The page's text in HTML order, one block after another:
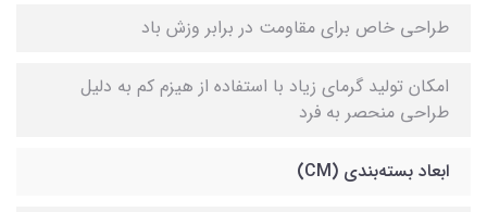
طراحی خاص برای مقاومت در برابر وزش باد
امکان تولید گرمای زیاد با استفاده از هیزم کم به دلیل
طراحی منحصر به فرد
ابعاد بسته‌بندی (CM)